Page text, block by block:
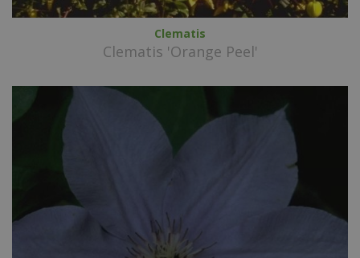
Clematis
Clematis 'Orange Peel'